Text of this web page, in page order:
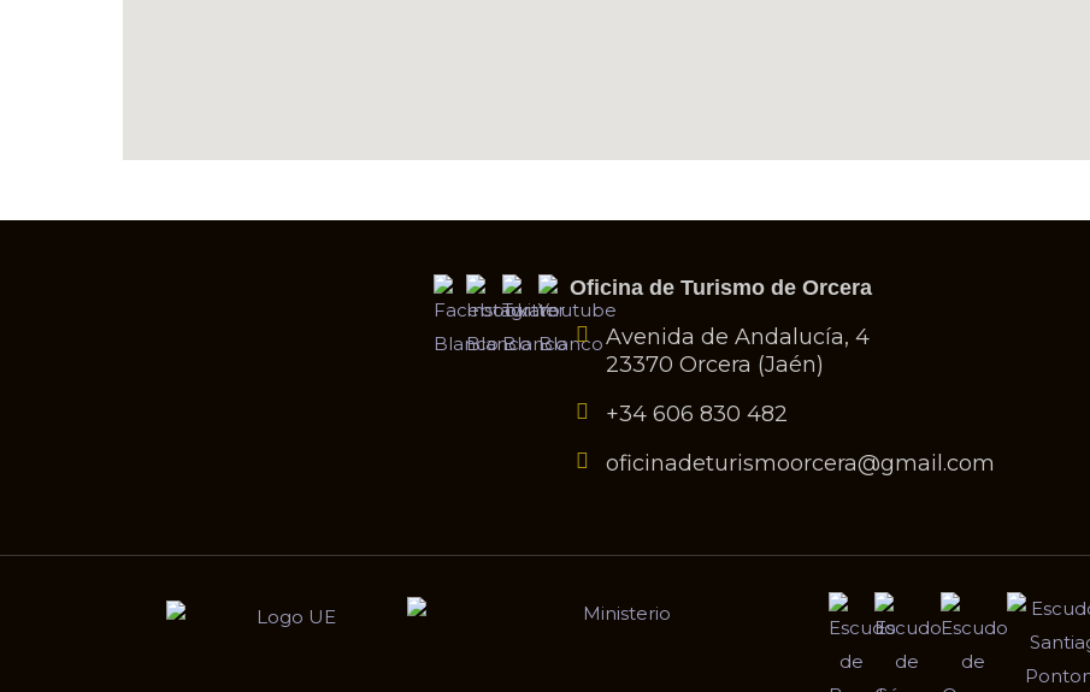
Oficina de Turismo de Orcera
Avenida de Andalucía, 4
23370 Orcera (Jaén)
+34 606 830 482
oficinadeturismoorcera@gmail.com